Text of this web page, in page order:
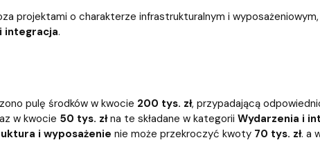
projektami o charakterze infrastrukturalnym i wyposażeniowym,
integracja.
pulę środków w kwocie 200 tys. zł, przypadającą
w kwocie 50 tys. złna te składane w kategorii Wydarzenia i
i wyposażenie nie może przekroczyć kwoty 70 tys. zł. a